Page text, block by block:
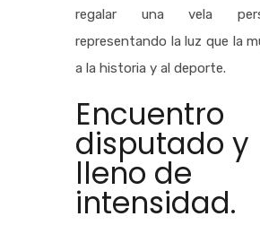
regalar una vela
representando la luz que la
a la historia y al deporte.
Encuentro
disputado y
lleno de
intensidad.